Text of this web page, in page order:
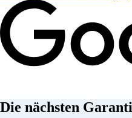
Die nächsten